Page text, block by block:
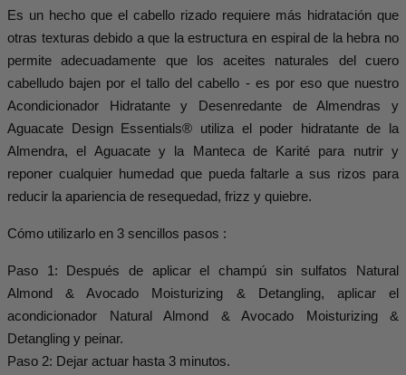
Es un hecho que el cabello rizado requiere más hidratación que
otras texturas debido a que la estructura en espiral de la hebra no
permite adecuadamente que los aceites naturales del cuero
cabelludo bajen por el tallo del cabello - es por eso que nuestro
Acondicionador Hidratante y Desenredante de Almendras y
Aguacate Design Essentials® utiliza el poder hidratante de la
Almendra, el Aguacate y la Manteca de Karité para nutrir y
reponer cualquier humedad que pueda faltarle a sus rizos para
reducir la apariencia de resequedad, frizz y quiebre.
Cómo utilizarlo en 3 sencillos pasos :
Paso 1: Después de aplicar el champú sin sulfatos Natural
Almond & Avocado Moisturizing & Detangling, aplicar el
acondicionador Natural Almond & Avocado Moisturizing &
Detangling y peinar.
Paso 2: Dejar actuar hasta 3 minutos.